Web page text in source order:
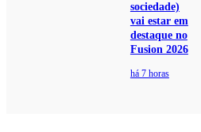
sociedade)
vai estar em
destaque no
Fusion 2026
há 7 horas